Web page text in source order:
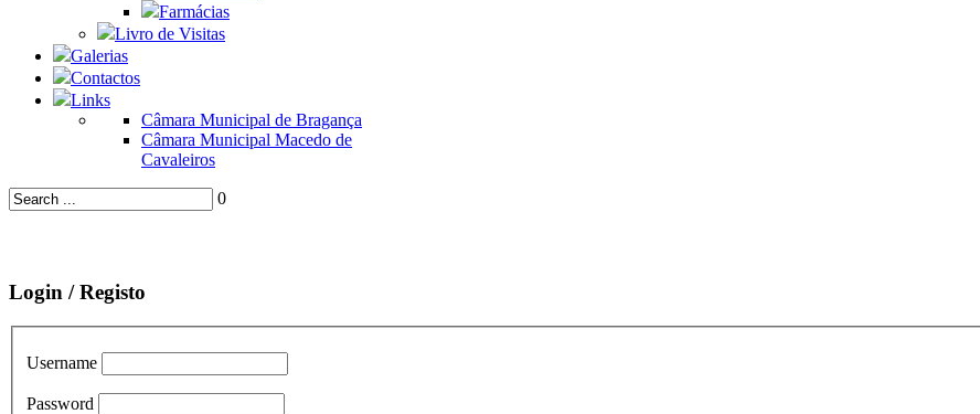
Farmácias
Livro de Visitas
Galerias
Contactos
Links
Câmara Municipal de Bragança
Câmara Municipal Macedo de
Cavaleiros
0
Login / Registo
Username
Password